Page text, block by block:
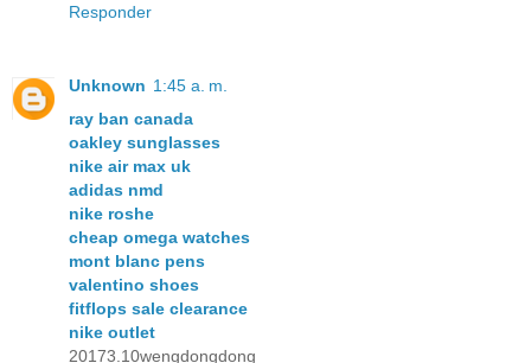
Responder
Unknown 1:45 a. m.
ray ban canada
oakley sunglasses
nike air max uk
adidas nmd
nike roshe
cheap omega watches
mont blanc pens
valentino shoes
fitflops sale clearance
nike outlet
20173.10wengdongdong